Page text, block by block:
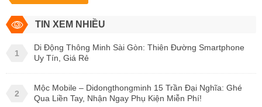
TIN XEM NHIỀU
1
Di Động Thông Minh Sài Gòn: Thiên Đường Smartphone
Uy Tín, Giá Rẻ
2
Mộc Mobile – Didongthongminh 15 Trần Đại Nghĩa: Ghé
Qua Liền Tay, Nhận Ngay Phụ Kiện Miễn Phí!